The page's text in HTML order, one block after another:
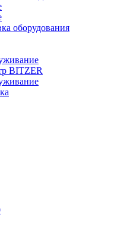
оборудования
BITZER